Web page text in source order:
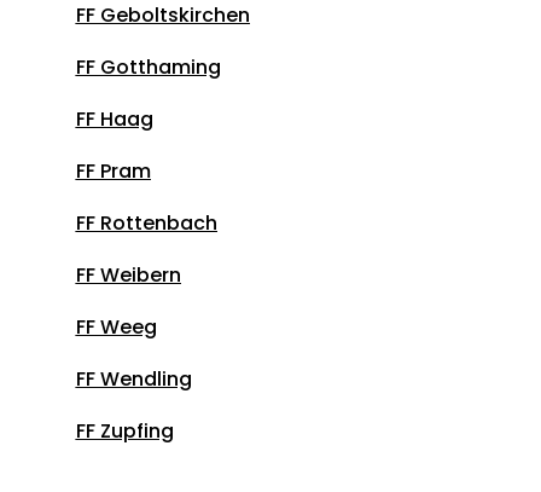
FF Geboltskirchen
FFGotthaming
FF Haag
FF Pram
FF Rottenbach
FF Weibern
FFWeeg
FF Wendling
FFZupfing